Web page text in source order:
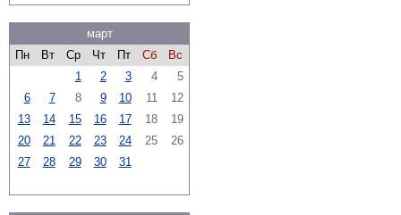
март
Пн
Вт Ср Чт Пт Сб
Вс
1
2 3 4
5
6
7 8 9 10 11
12
13
14 15 16 17 18
19
20
21 22 23 24 25
26
27
28 29 30 31